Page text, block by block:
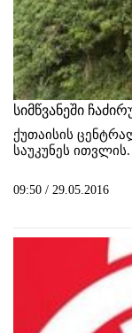
სიმწვანეში
ქუთაისის
საუკუნეს ითვლის.
09:50 / 29.05.2016